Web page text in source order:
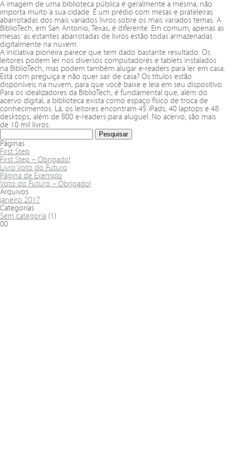
A imagem de uma biblioteca pública é geralmente a mesma, não
importa muito a sua cidade. É um prédio com mesas e prateleiras
abarrotadas dos mais variados livros sobre os mais variados temas. A
BiblioTech, em San Antonio, Texas, é diferente. Em comum, apenas as
mesas: as estantes abarrotadas de livros estão todas armazenadas
digitalmente na nuvem.
A iniciativa pioneira parece que tem dado bastante resultado. Os
leitores podem ler nos diversos computadores e tablets instalados
na BiblioTech, mas podem também alugar e-readers para ler em casa.
Está com preguiça e não quer sair de casa? Os títulos estão
disponíveis na nuvem, para que você baixe e leia em seu dispositivo.
Para os idealizadores da BiblioTech, é fundamental que, além do
acervo digital, a biblioteca exista como espaço físico de troca de
conhecimentos. Lá, os leitores encontram 45 iPads, 40 laptops e 48
desktops, além de 800 e-readers para aluguel. No acervo, são mais
de 10 mil livros.
Páginas
First Step
First Step – Obrigado!
Livro Voto do Futuro
Página de Exemplo
Voto do Futuro – Obrigado!
Arquivos
janeiro 2017
Categorias
Sem categoria (1)
00